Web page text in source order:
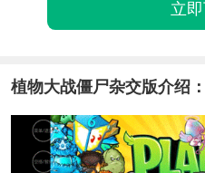
立
植物大战僵尸杂交版介绍：